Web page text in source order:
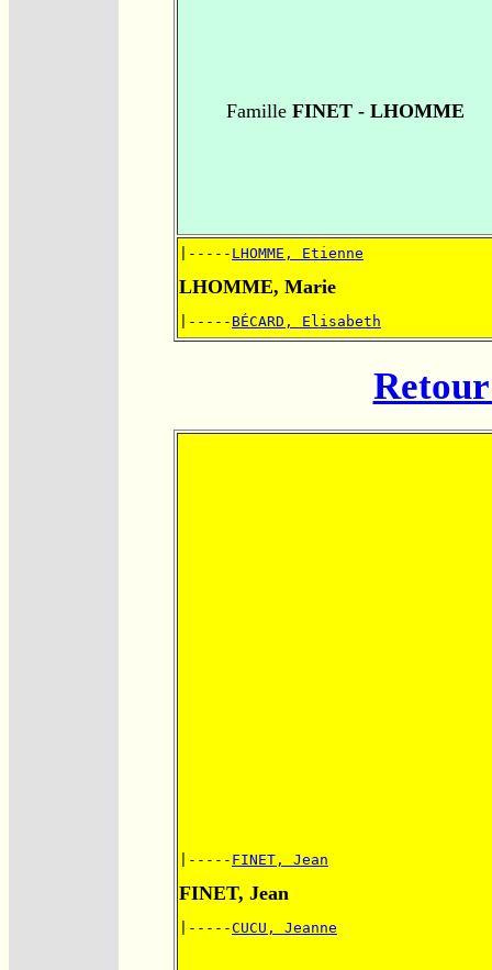
Famille FINET - LHOMME
|----- LHOMME, Etienne
LHOMME, Marie
|----- BÉCARD, Elisabeth
|----- FINET, Jean
FINET, Jean
|-----CUCU, Jeanne